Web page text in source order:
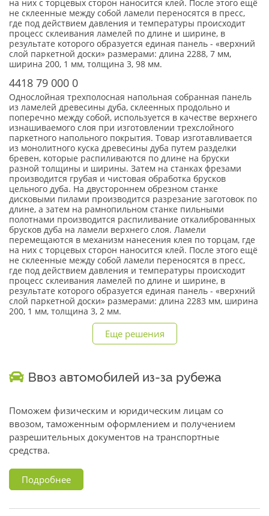
на них с торцевых сторон наносится клей. После этого ещё
не склеенные между собой ламели переносятся в пресс,
где под действием давления и температуры происходит
процесс склеивания ламелей по длине и ширине, в
результате которого образуется единая панель - «верхний
слой паркетной доски» размерами: длина 2288, 7 мм,
ширина 200, 1 мм, толщина 3, 98 мм.
4418 79 000 0
Однослойная трехполосная напольная собранная панель
из ламелей древесины дуба, склеенных продольно и
поперечно между собой, используется в качестве верхнего
изнашиваемого слоя при изготовлении трехслойного
паркетного напольного покрытия. Товар изготавливается
из монолитного куска древесины дуба путем разделки
бревен, которые распиливаются по длине на бруски
разной толщины и ширины. Затем на станках фрезами
производится грубая и чистовая обработка брусков
цельного дуба. На двустороннем обрезном станке
дисковыми пилами производится разрезание заготовок по
длине, а затем на рамнопильном станке пильными
полотнами производится распиливание откалиброванных
брусков дуба на ламели верхнего слоя. Ламели
перемещаются в механизм нанесения клея по торцам, где
на них с торцевых сторон наносится клей. После этого ещё
не склеенные между собой ламели переносятся в пресс,
где под действием давления и температуры происходит
процесс склеивания ламелей по длине и ширине, в
результате которого образуется единая панель - «верхний
слой паркетной доски» размерами: длина 2283 мм, ширина
200, 1 мм, толщина 3, 2 мм.
Еще решения
Ввоз автомобилей из-за рубежа
Поможем физическим и юридическим лицам со
ввозом, таможенным оформлением и получением
разрешительных документов на транспортные
средства.
Подробнее